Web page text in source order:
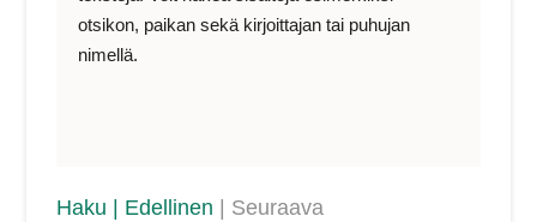
otsikon, paikan sekä kirjoittajan tai puhujan
nimellä.
Haku | Edellinen | Seuraava